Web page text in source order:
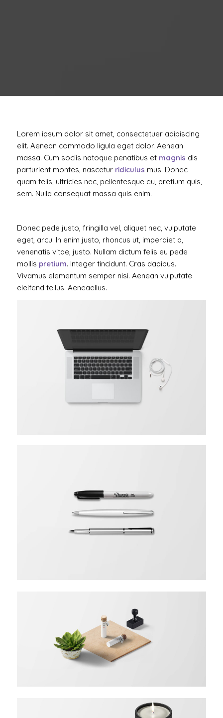
Lorem ipsum dolor sit amet, consectetuer adipiscing
elit. Aenean commodo ligula eget dolor. Aenean
massa. Cum sociis natoque penatibus et magnis dis
parturient montes, nascetur ridiculus mus. Donec
quam felis, ultricies nec, pellentesque eu, pretium quis,
sem. Nulla consequat massa quis enim.
Donec pede justo, fringilla vel, aliquet nec, vulputate
eget, arcu. In enim justo, rhoncus ut, imperdiet a,
venenatis vitae, justo. Nullam dictum felis eu pede
mollis pretium. Integer tincidunt. Cras dapibus.
Vivamus elementum semper nisi. Aenean vulputate
eleifend tellus. Aeneaellus.